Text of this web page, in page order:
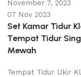
November 7, 2023
07 Nov 2023
Set Kamar Tidur
Tempat Tidur
Mewah
Tempat Tidur Ukir